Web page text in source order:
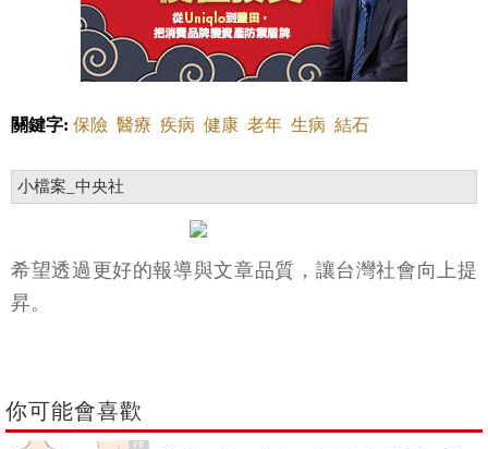
關鍵字: 保險 醫療 疾病 健康 老年 生病 結石
小檔案_中央社
希望透過更好的報導與文章品質，讓台灣社會向上提
昇。
你可能會喜歡
PR